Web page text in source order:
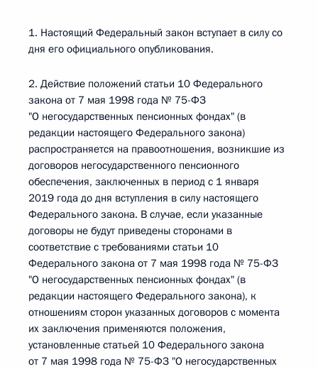
1. Настоящий Федеральный закон вступает в силу со
дня его официального опубликования.
2. Действие положений статьи 10 Федерального
закона от 7 мая 1998 года № 75-ФЗ
"О негосударственных пенсионных фондах" (в
редакции настоящего Федерального закона)
распространяется на правоотношения, возникшие из
договоров негосударственного пенсионного
обеспечения, заключенных в период с 1 января
2019 года до дня вступления в силу настоящего
Федерального закона. В случае, если указанные
договоры не будут приведены сторонами в
соответствие с требованиями статьи 10
Федерального закона от 7 мая 1998 года № 75-ФЗ
"О негосударственных пенсионных фондах" (в
редакции настоящего Федерального закона), к
отношениям сторон указанных договоров с момента
их заключения применяются положения,
установленные статьей 10 Федерального закона
от 7 мая 1998 года № 75-ФЗ "О негосударственных